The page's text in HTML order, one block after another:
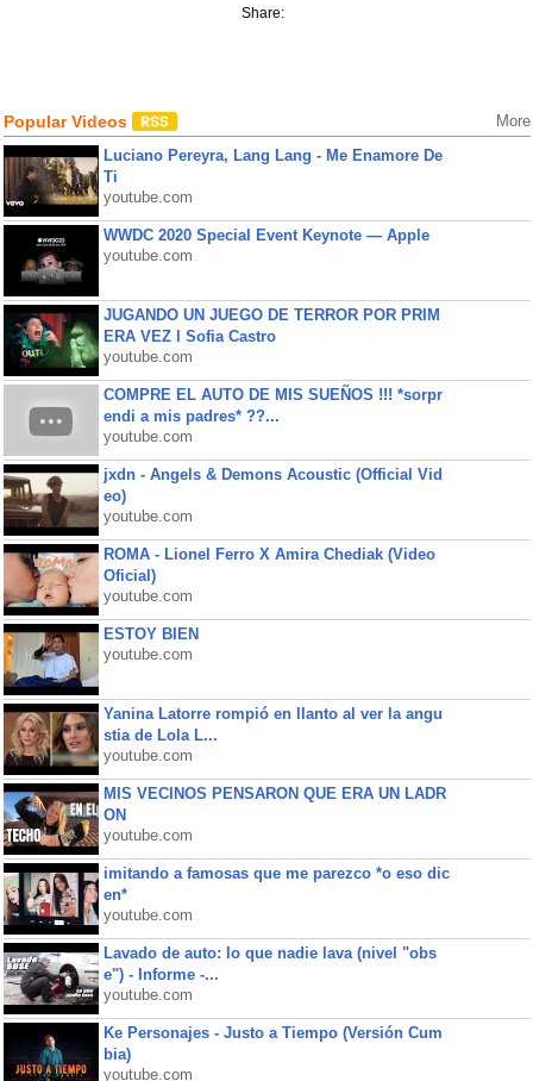
Share:
Popular Videos More
Luciano Pereyra, Lang Lang - Me Enamore De
Ti
youtube.com
WWDC 2020 Special Event Keynote — Apple
youtube.com
JUGANDO UN JUEGO DE TERROR POR PRIM
ERA VEZ l Sofia Castro
youtube.com
COMPRE EL AUTO DE MIS SUEÑOS !!! *sorpr
endi a mis padres* ??...
youtube.com
jxdn - Angels & Demons Acoustic (Official Vid
eo)
youtube.com
ROMA - Lionel Ferro X Amira Chediak (Video
Oficial)
youtube.com
ESTOY BIEN
youtube.com
Yanina Latorre rompió en llanto al ver la angu
stia de Lola L...
youtube.com
MIS VECINOS PENSARON QUE ERA UN LADR
ON
youtube.com
imitando a famosas que me parezco *o eso dic
en*
youtube.com
Lavado de auto: lo que nadie lava (nivel "obs
e") - Informe -...
youtube.com
Ke Personajes - Justo a Tiempo (Versión Cum
bia)
youtube.com